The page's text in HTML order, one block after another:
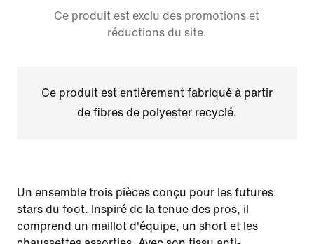
Ce produit est exclu des promotions et
réductions du site.
Ce produit est entièrement fabriqué à partir
de fibres de polyester recyclé.
Un ensemble trois pièces conçu pour les futures
stars du foot. Inspiré de la tenue des pros, il
comprend un maillot d'équipe, un short et les